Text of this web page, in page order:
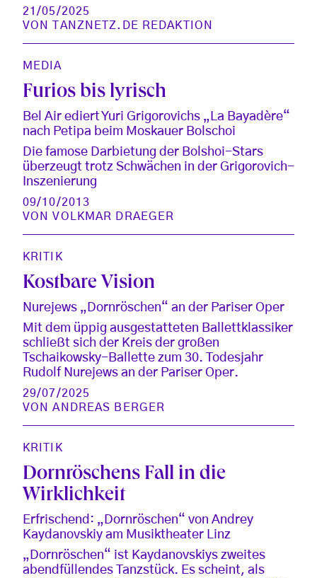
21/05/2025
VON
TANZNETZ.DE REDAKTION
MEDIA
Furios bis lyrisch
Bel Air ediert Yuri Grigorovichs „La Bayadère“
nach Petipa beim Moskauer Bolschoi
Die famose Darbietung der Bolshoi-Stars
überzeugt trotz Schwächen in der Grigorovich-
Inszenierung
09/10/2013
VONVOLKMAR DRAEGER
KRITIK
Kostbare Vision
Nurejews „Dornröschen“ an der Pariser Oper
Mit dem üppig ausgestatteten Ballettklassiker
schließt sich der Kreis der großen
Tschaikowsky-Ballette zum 30. Todesjahr
Rudolf Nurejews an der Pariser Oper.
29/07/2025
VONANDREAS BERGER
KRITIK
Dornröschens Fall in die
Wirklichkeit
Erfrischend: „Dornröschen“ von Andrey
Kaydanovskiy am Musiktheater Linz
„Dornröschen“ ist Kaydanovskiys zweites
abendfüllendes Tanzstück. Es scheint, als